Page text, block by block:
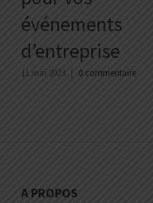
événements
d’entreprise
11 mai 2023 | 0 commentaire
A PROPOS